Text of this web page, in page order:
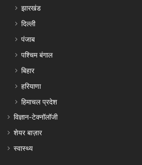
झारखंड
दिल्ली
पंजाब
पश्चिम बंगाल
बिहार
हरियाणा
हिमाचल प्रदेश
विज्ञान-टेक्नॉलॉजी
शेयर बाज़ार
स्वास्थ्य